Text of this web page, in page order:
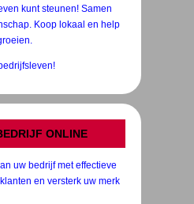
kunt steunen! Samen
Koop lokaal en help
ONLINE
uw bedrijf met effectieve
en versterk uw merk